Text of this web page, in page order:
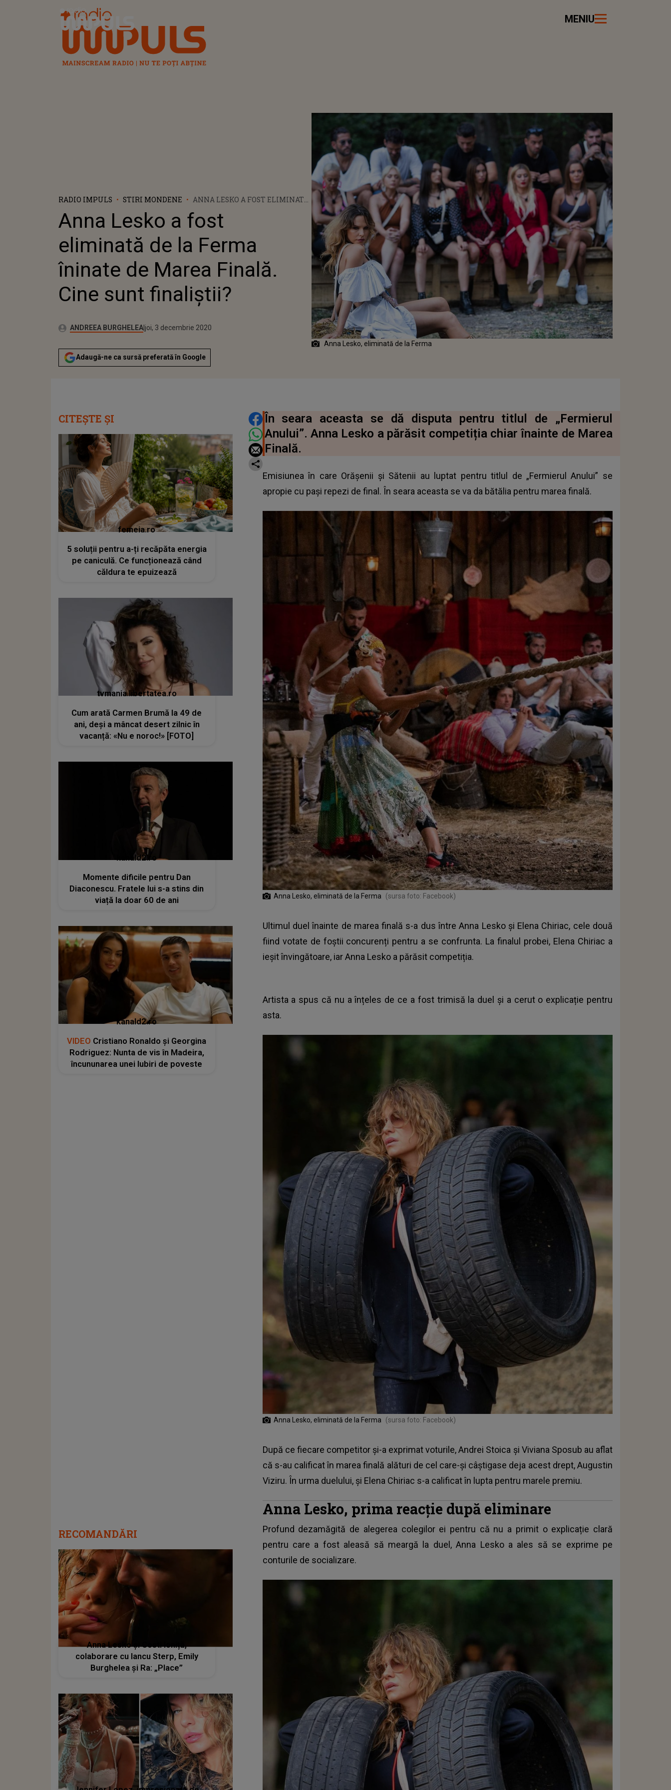
Radio Impuls MENIU
RADIO IMPULS STIRI MONDENE
ANNA LESKO A FOST ELIMINATĂ
MAREA FINALĂ. CINE SUNT
FINALIȘTII?
Anna Lesko a fost
eliminată de la Ferma
îninate de Marea Finală.
Cine sunt finaliștii?
Autor:ANDREEA BURGHELEAPublicat:
joi, 3 decembrie 2020
Actualizat:
joi, 3 decembrie 2020
Adaugă-ne ca sursă preferată în Google
Anna Lesko, eliminată de la Ferma
DISTRIBUIE ARTICOLUL
În seara aceasta se dă disputa pentru titlul de „Fermierul
Anului”. Anna Lesko a părăsit competiția chiar înainte de Marea
Finală.
Emisiunea în care Orășenii și Sătenii au luptat pentru titlul de „Fermierul Anului” se
apropie cu pași repezi de final. În seara aceasta se va da bătălia pentru marea finală.
Anna Lesko, eliminată de la Ferma (sursa foto: Facebook)
Ultimul duel înainte de marea finală s-a dus între Anna Lesko şi Elena Chiriac, cele două
fiind votate de foștii concurenți pentru a se confrunta. La finalul probei, Elena Chiriac a
ieșit învingătoare, iar Anna Lesko a părăsit competiția.
Artista a spus că nu a înțeles de ce a fost trimisă la duel și a cerut o explicație pentru
asta.
Anna Lesko, eliminată de la Ferma (sursa foto: Facebook)
După ce fiecare competitor și-a exprimat voturile, Andrei Stoica și Viviana Sposub au aflat
că s-au calificat în marea finală alături de cel care-și câștigase deja acest drept, Augustin
Viziru. În urma duelului, și Elena Chiriac s-a calificat în lupta pentru marele premiu.
Anna Lesko, prima reacție după eliminare
Profund dezamăgită de alegerea colegilor ei pentru că nu a primit o explicație clară
pentru care a fost aleasă să meargă la duel, Anna Lesko a ales să se exprime pe
conturile de socializare.
CITEȘTE ȘI
femeia.ro
5 soluții pentru a-ți recăpăta energia
pe caniculă. Ce funcționează când
căldura te epuizează
tvmania.libertatea.ro
Cum arată Carmen Brumă la 49 de
ani, deși a mâncat desert zilnic în
vacanță: «Nu e noroc!» [FOTO]
kanald2.ro
Momente dificile pentru Dan
Diaconescu. Fratele lui s-a stins din
viață la doar 60 de ani
kanald2.ro
VIDEO Cristiano Ronaldo și Georgina
Rodriguez: Nunta de vis în Madeira,
încununarea unei Iubiri de poveste
RECOMANDĂRI
Anna Lesko și Costi Ioniță,
colaborare cu Iancu Sterp, Emily
Burghelea și Ra: „Place”